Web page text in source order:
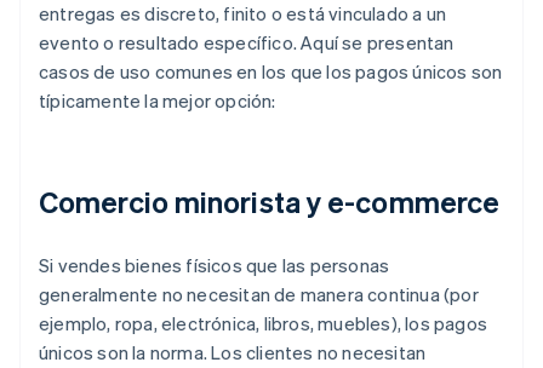
entregas es discreto, finito o está vinculado a un
evento o resultado específico. Aquí se presentan
casos de uso comunes en los que los pagos únicos son
típicamente la mejor opción:
Comercio minorista y e-commerce
Si vendes bienes físicos que las personas
generalmente no necesitan de manera continua (por
ejemplo, ropa, electrónica, libros, muebles), los pagos
únicos son la norma. Los clientes no necesitan